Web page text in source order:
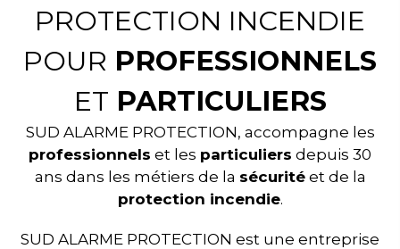
PROTECTION INCENDIE
POUR PROFESSIONNELS
ET PARTICULIERS
SUD ALARME PROTECTION, accompagne les
professionnels et les particuliers depuis 30
ans dans les métiers de la sécuritéet de la
protection incendie.
SUD ALARME PROTECTION est une entreprise